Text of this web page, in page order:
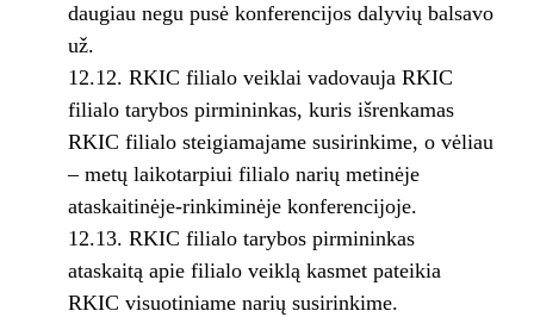
daugiau negu pusė konferencijos dalyvių balsavo
už.
12.12. RKIC filialo veiklai vadovauja RKIC
filialo tarybos pirmininkas, kuris išrenkamas
RKIC filialo steigiamajame susirinkime, o vėliau
– metų laikotarpiui filialo narių metinėje
ataskaitinėje-rinkiminėje konferencijoje.
12.13. RKIC filialo tarybos pirmininkas
ataskaitą apie filialo veiklą kasmet pateikia
RKIC visuotiniame narių susirinkime.